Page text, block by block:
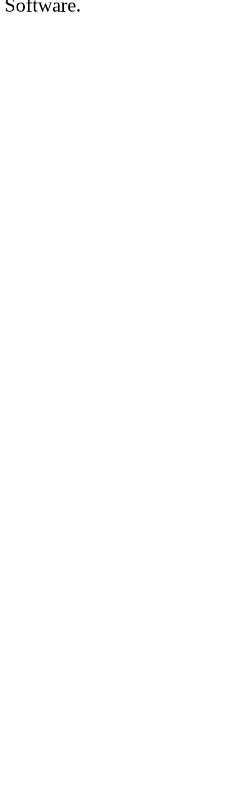
Software.